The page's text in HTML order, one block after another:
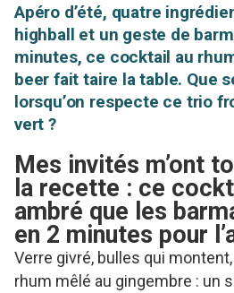
Apéro d’été, quatre
highball et un geste de
minutes, ce cocktail au
beer fait taire la table. Que
lorsqu’on respecte ce trio
vert ?
Mes invités m’ont
la recette : ce
ambré que les
en 2 minutes pour
Verre givré, bulles qui
rhum mêlé au gingembre : un